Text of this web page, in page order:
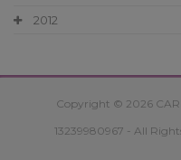
2012
Copyright © 2026
13239980967 - All